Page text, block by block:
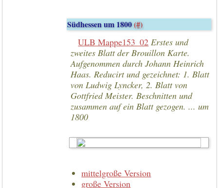
Südhessen um 1800(#)
ULB Mappe153_02 Erstes und
zweites Blatt der Brouillon Karte.
Aufgenommen durch Johann Heinrich
Haas. Reducirt und gezeichnet: 1. Blatt
von Ludwig Lyncker, 2. Blatt von
Gottfried Meister. Beschnitten und
zusammen auf ein Blatt gezogen. ... um
1800
mittelgroße Version
große Version